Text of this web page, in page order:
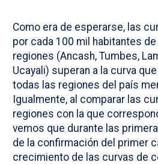
Como era de esperarse, las
por cada 100 mil habitantes
regiones (Ancash, Tumbes,
Ucayali) superan a la curva
todas las regiones del país
Igualmente, al comparar las
regiones con la que
vemos que durante las
de la confirmación del primer
crecimiento de las curvas de